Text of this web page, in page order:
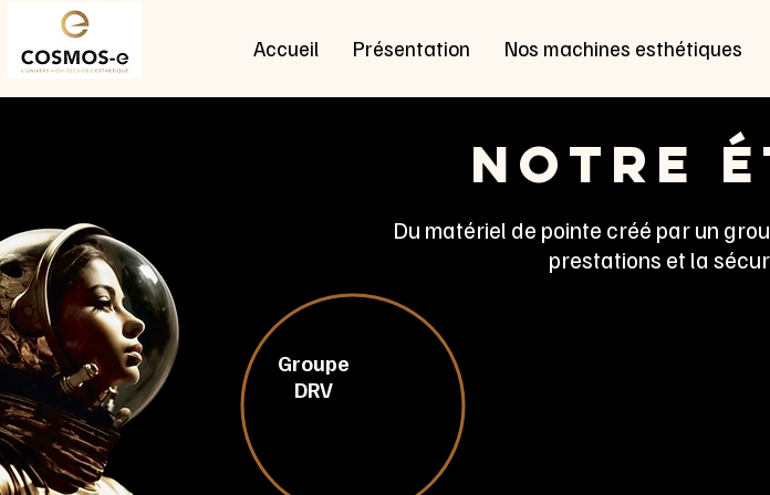
Accueil Présentation Nos machines esthétiques
notre
Du matériel de pointe créé par un
prestations et la
Depuis 1967, le Groupe DRV est une
Espagne, reconnu pour sa
En Europe, il se distingue par la
gamme, 100 % européens. Sa filiale
est un leader dans la production
Groupe
DRV